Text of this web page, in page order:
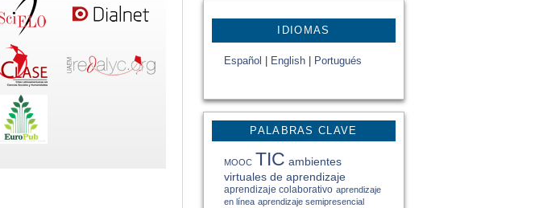
IDIOMAS
Español English Portugués
PALABRAS CLAVE
MOOC TIC ambientes
virtuales de aprendizaje
aprendizaje colaborativo aprendizaje
en línea aprendizaje semipresencial